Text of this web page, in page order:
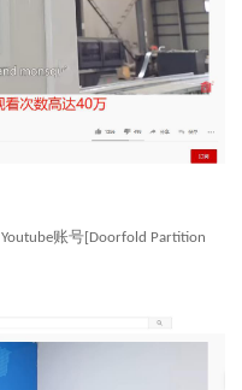
Youtube账号[Doorfold Partition